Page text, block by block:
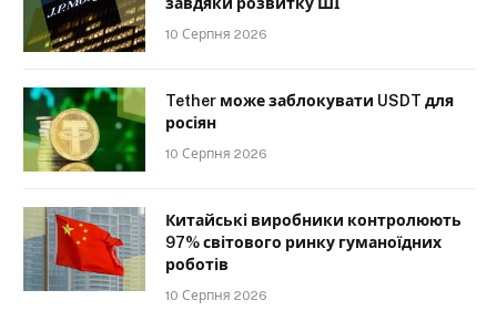
10 Серпня 2026
Tether може заблокувати USDT для
росіян
10 Серпня 2026
Китайські виробники контролюють
97% світового ринку гуманоїдних
роботів
10 Серпня 2026